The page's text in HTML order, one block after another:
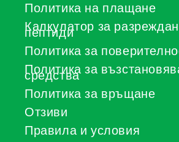
Политика на плащане
Калкулатор за
пептиди
Политика за
Политика за
средства
Политика за връщане
Отзиви
Правила и условия